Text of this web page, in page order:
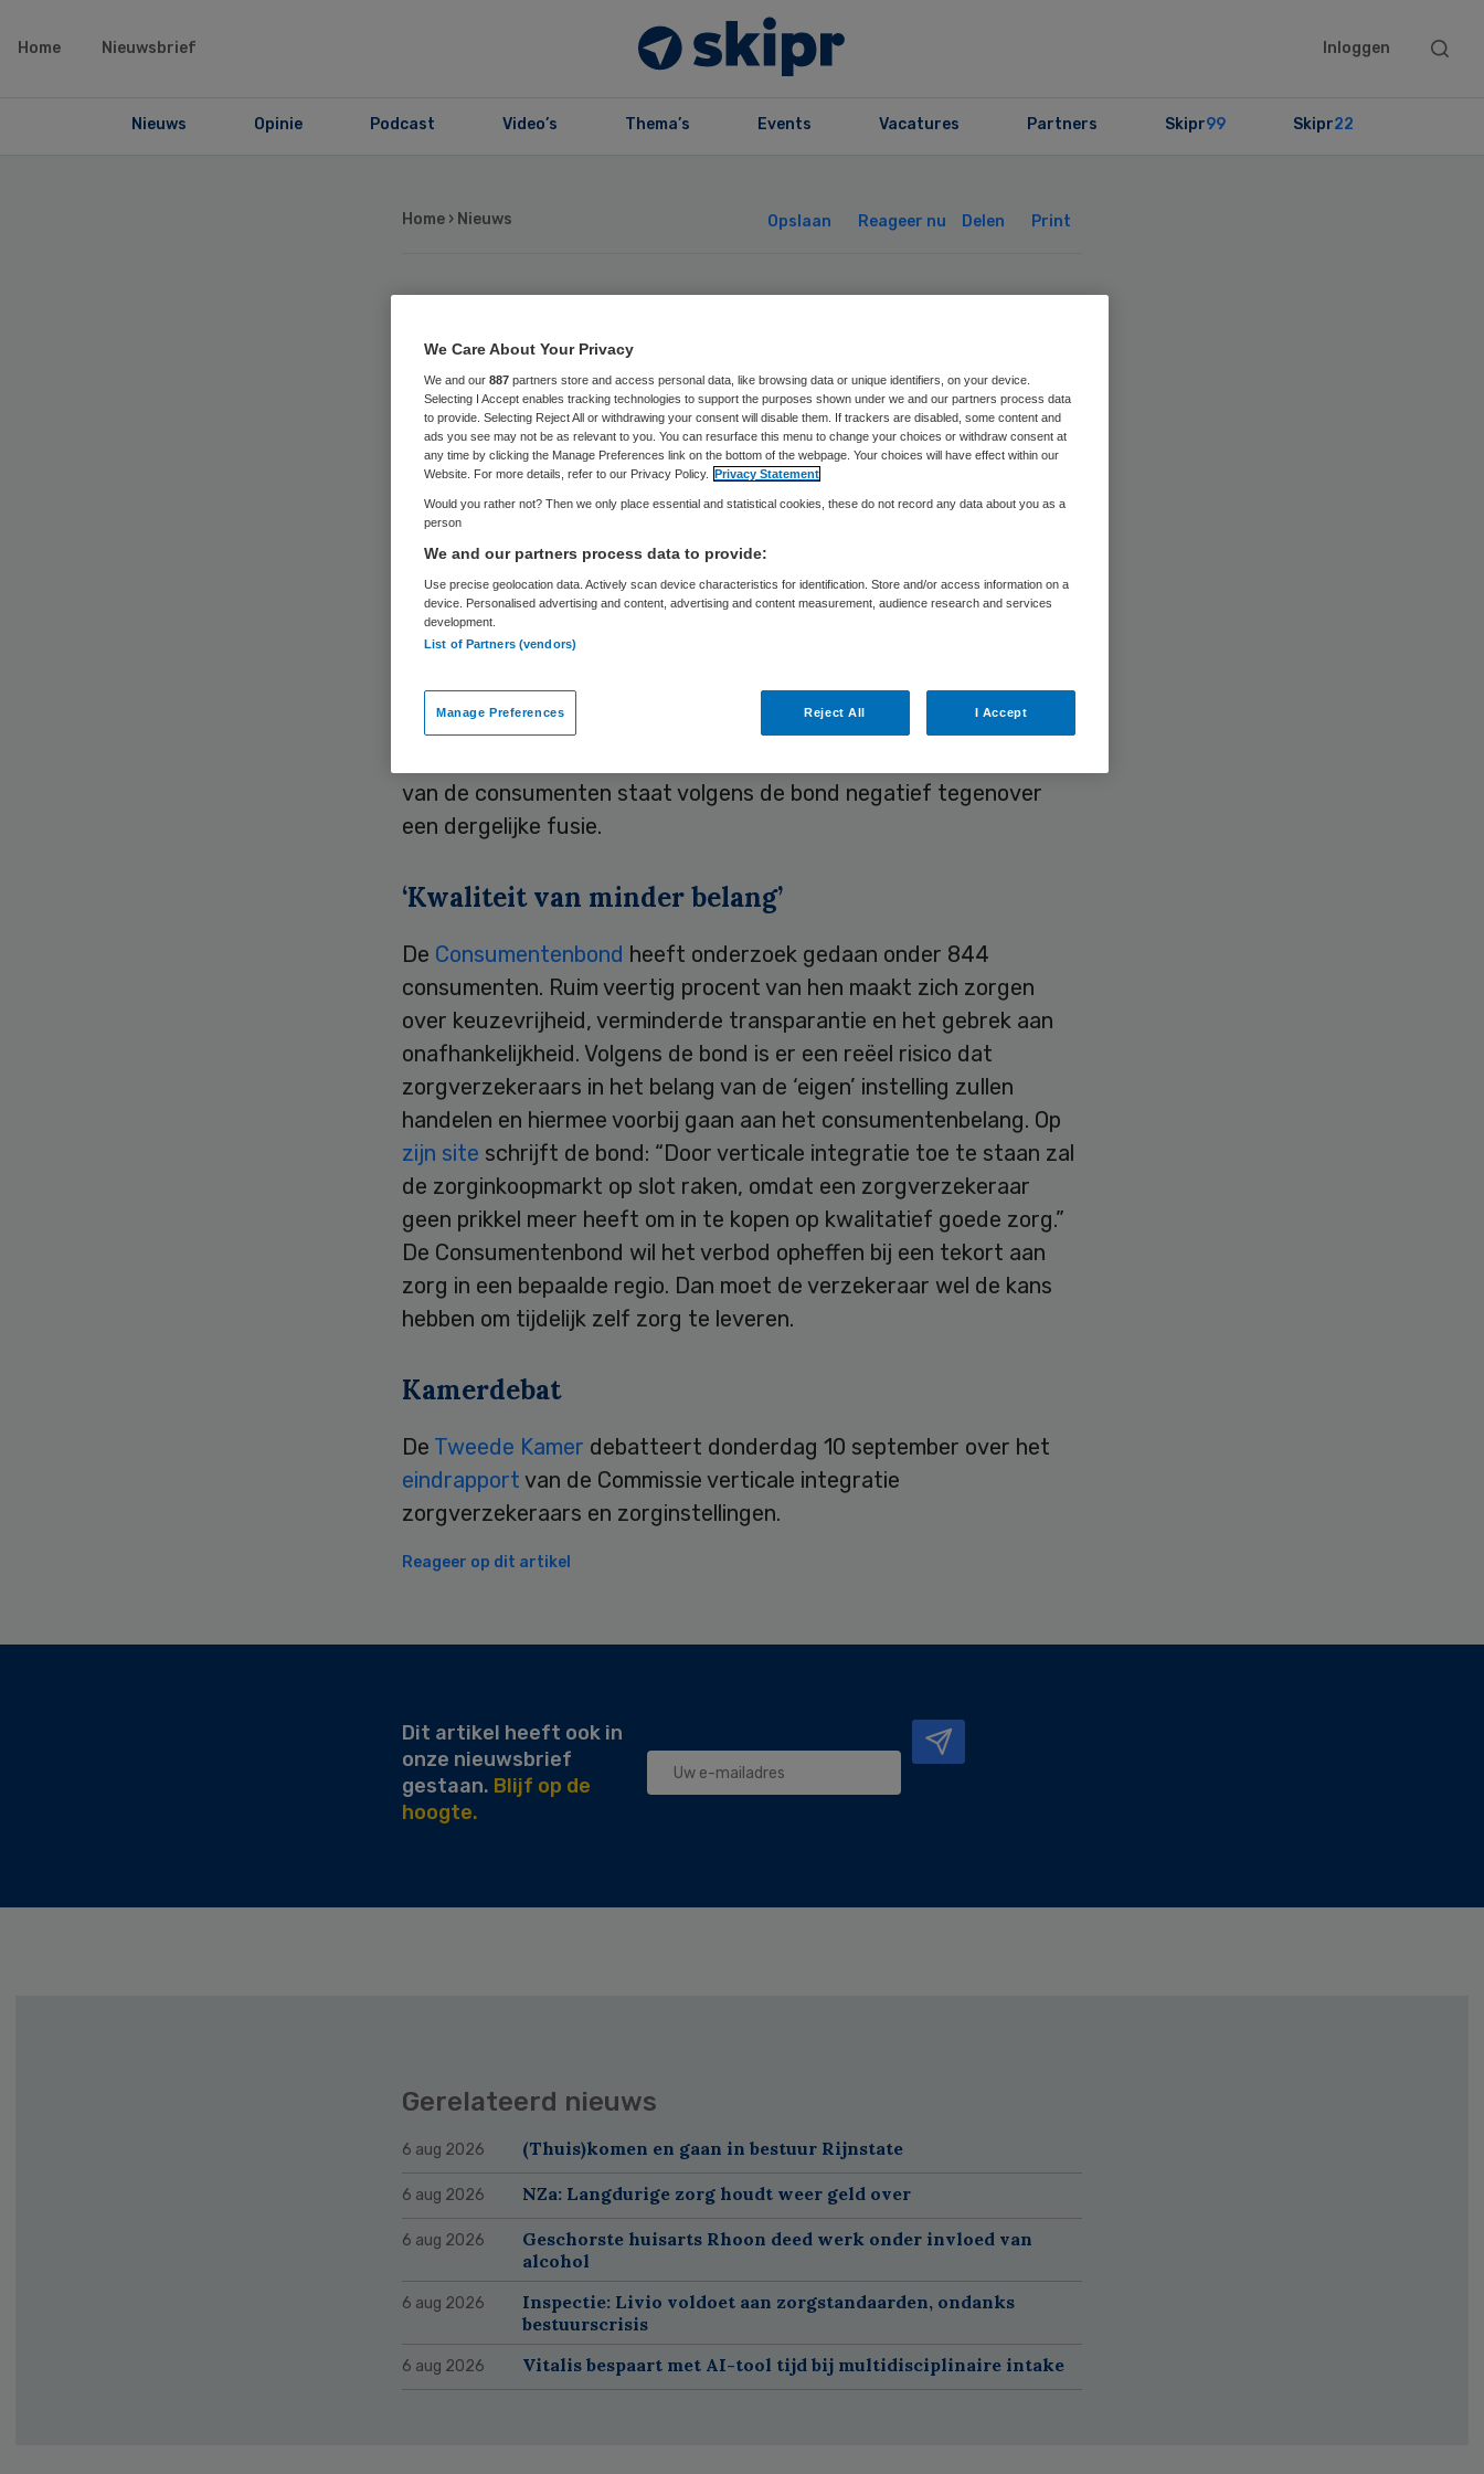
Home Nieuwsbrief Inloggen
Search
Nieuws Opinie Podcast Video’s Thema’s Events Vacatures Partners Skipr99 Skipr22
Home › Nieuws Opslaan Reageer nu Delen Print
Consumentenbond wil
verbod op verticale
fusies
Skipr Redactie 10 september 2009
moeten verboden worden. Hiervoor pleit de Consumentenbond naar
aanleiding van consumentenonderzoek en de studie ‘Verticale
van de consumenten staat volgens de bond negatief tegenover
een dergelijke fusie.
‘Kwaliteit van minder belang’
De Consumentenbond heeft onderzoek gedaan onder 844
consumenten. Ruim veertig procent van hen maakt zich zorgen
over keuzevrijheid, verminderde transparantie en het gebrek aan
onafhankelijkheid. Volgens de bond is er een reëel risico dat
zorgverzekeraars in het belang van de ‘eigen’ instelling zullen
handelen en hiermee voorbij gaan aan het consumentenbelang. Op
zijn site schrijft de bond: “Door verticale integratie toe te staan zal
de zorginkoopmarkt op slot raken, omdat een zorgverzekeraar
geen prikkel meer heeft om in te kopen op kwalitatief goede zorg.”
De Consumentenbond wil het verbod opheffen bij een tekort aan
zorg in een bepaalde regio. Dan moet de verzekeraar wel de kans
hebben om tijdelijk zelf zorg te leveren.
Kamerdebat
De Tweede Kamer debatteert donderdag 10 september over het
eindrapport van de Commissie verticale integratie
zorgverzekeraars en zorginstellingen.
Reageer op dit artikel
Dit artikel heeft ook in
onze nieuwsbrief
gestaan. Blijf op de
hoogte.
Gerelateerd nieuws
6 aug 2026 (Thuis)komen en gaan in bestuur Rijnstate
6 aug 2026 NZa: Langdurige zorg houdt weer geld over
6 aug 2026
Geschorste huisarts Rhoon deed werk onder invloed van
alcohol
6 aug 2026
Inspectie: Livio voldoet aan zorgstandaarden, ondanks
bestuurscrisis
6 aug 2026 Vitalis bespaart met AI-tool tijd bij multidisciplinaire intake
We Care About Your Privacy
We and our 887 partners store and access personal data, like browsing data or unique identifiers, on your device.
Selecting I Accept enables tracking technologies to support the purposes shown under we and our partners process data
to provide. Selecting Reject All or withdrawing your consent will disable them. If trackers are disabled, some content and
ads you see may not be as relevant to you. You can resurface this menu to change your choices or withdraw consent at
any time by clicking the Manage Preferences link on the bottom of the webpage. Your choices will have effect within our
Website. For more details, refer to our Privacy Policy. Privacy Statement
Would you rather not? Then we only place essential and statistical cookies, these do not record any data about you as a
person
We and our partners process data to provide:
Use precise geolocation data. Actively scan device characteristics for identification. Store and/or access information on a
device. Personalised advertising and content, advertising and content measurement, audience research and services
development.
List of Partners (vendors)
Manage Preferences Reject All I Accept